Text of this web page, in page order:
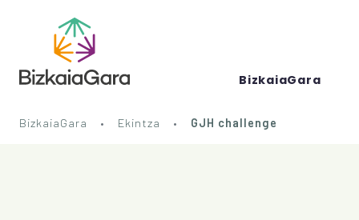
BizkaiaGara
BizkaiaGara Ekintza GJH challenge